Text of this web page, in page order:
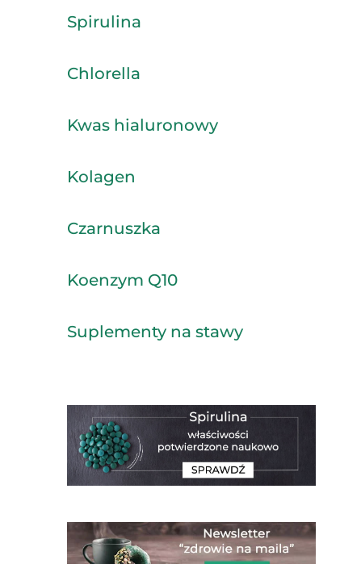
Spirulina
Chlorella
Kwas hialuronowy
Kolagen
Czarnuszka
Koenzym Q10
Suplementy na stawy